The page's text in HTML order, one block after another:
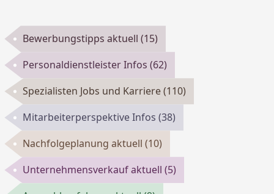
Bewerbungstipps aktuell(15)
Personaldienstleister Infos(62)
Spezialisten Jobs und Karriere(110)
Mitarbeiterperspektive Infos(38)
Nachfolgeplanung aktuell(10)
Unternehmensverkauf aktuell(5)